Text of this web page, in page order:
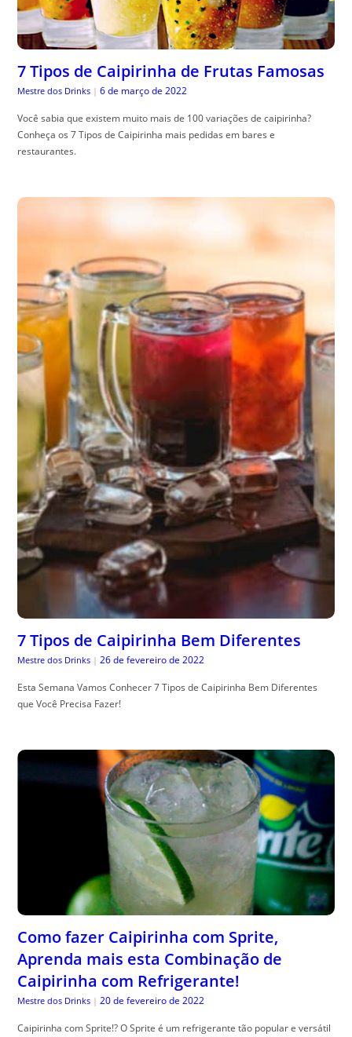
7 Tipos de Caipirinha de Frutas Famosas
Mestre dos Drinks | 6 de março de 2022
Você sabia que existem muito mais de 100 variações de caipirinha?
Conheça os 7 Tipos de Caipirinha mais pedidas em bares e
restaurantes.
7 Tipos de Caipirinha Bem Diferentes
Mestre dos Drinks | 26 de fevereiro de 2022
Esta Semana Vamos Conhecer 7 Tipos de Caipirinha Bem Diferentes
que Você Precisa Fazer!
Como fazer Caipirinha com Sprite,
Aprenda mais esta Combinação de
Caipirinha com Refrigerante!
Mestre dos Drinks | 20 de fevereiro de 2022
Caipirinha com Sprite!? O Sprite é um refrigerante tão popular e versátil